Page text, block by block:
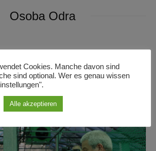
Osoba Odra
in der Oder: Katastrophe mit
Cookies. Manche davon sind
sind optional. Wer es genau wissen
Alle akzeptieren